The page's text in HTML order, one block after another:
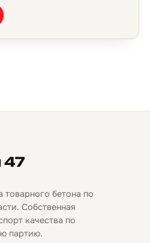
47
товарного бетона по
Собственная
качества по
партию.